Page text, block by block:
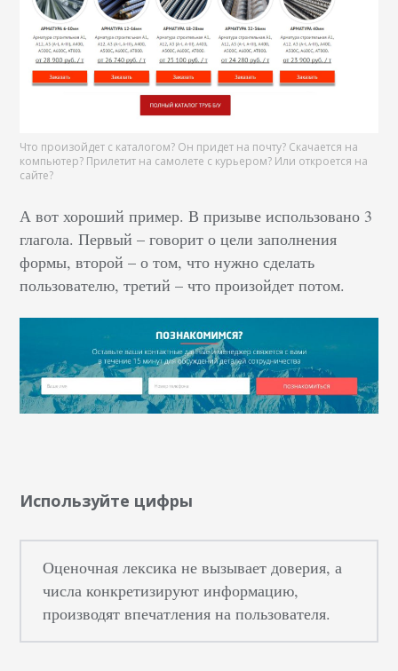
Что произойдет с каталогом? Он придет на почту? Скачается на
компьютер? Прилетит на самолете с курьером? Или откроется на
сайте?
А вот хороший пример. В призыве использовано 3
глагола. Первый – говорит о цели заполнения
формы, второй – о том, что нужно сделать
пользователю, третий – что произойдет потом.
Используйте цифры
Оценочная лексика не вызывает доверия, а
числа конкретизируют информацию,
производят впечатления на пользователя.